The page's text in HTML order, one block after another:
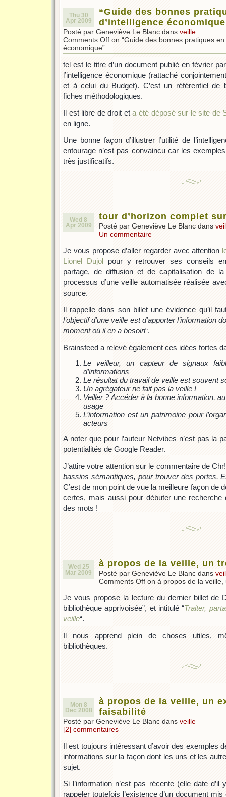
Thu 30
Apr 2009
“Guide des bonnes
d’intelligence
Posté par Geneviève Le Blanc dans veille
Comments Off on “Guide des bonnes pratiques
économique”
tel est le titre d’un document publié en février
l’intelligence économique (rattaché
et à celui du Budget). C’est un référentiel de
fiches méthodologiques.
Il est libre de droit eta été déposé sur le site de
en ligne.
Une bonne façon d’illustrer l’utilité de
entourage n’est pas convaincu car les
très justificatifs.
Wed 8
Apr 2009
tour d’horizon complet
Posté par Geneviève Le Blanc dans
Un commentaire
Je vous propose d’aller regarder avec attention
Lionel Dujol pour y retrouver ses conseils
partage, de diffusion et de capitalisation de
processus d’une veille automatisée réalisée
source.
Il rappelle dans son billet une évidence qu’il
l’objectif d’une veille est d’apporter l’information
moment où il en a besoin“.
Brainsfeed a relevé également ces idées fortes
Le veilleur, un capteur de signaux
d’informations
Le résultat du travail de veille est souvent
Un agrégateur ne fait pas la veille !
Veiller ? Accéder à la bonne information,
usage
L’information est un patrimoine pour
acteurs
A noter que pour l’auteur Netvibes n’est pas la
potentialités de Google Reader.
J’attire votre attention sur le commentaire de
bassins sémantiques, pour trouver des portes.
C’est de mon point de vue la meilleure façon de
certes, mais aussi pour débuter une
des mots !
Wed 25
Mar 2009
à propos de la veille, un
Posté par Geneviève Le Blanc dans
Comments Off on à propos de la veille,
Je vous propose la lecture du dernier billet de
bibliothèque apprivoisée”, et intitulé “Traiter,
veille“.
Il nous apprend plein de choses utiles,
bibliothèques.
Mon 8
Dec 2008
à propos de la veille, un
faisabilité
Posté par Geneviève Le Blanc dans veille
[2] commentaires
Il est toujours intéressant d’avoir des exemples
informations sur la façon dont les uns et les
sujet.
Si l’information n’est pas récente (elle date
rappeler toutefois l’existence d’un document mis